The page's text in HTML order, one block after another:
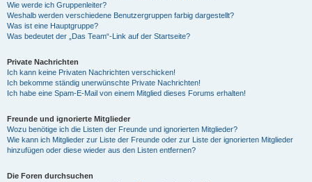
Wie werde ich Gruppenleiter?
Weshalb werden verschiedene Benutzergruppen farbig dargestellt?
Was ist eine Hauptgruppe?
Was bedeutet der „Das Team“-Link auf der Startseite?
Private Nachrichten
Ich kann keine Privaten Nachrichten verschicken!
Ich bekomme ständig unerwünschte Private Nachrichten!
Ich habe eine Spam-E-Mail von einem Mitglied dieses Forums erhalten!
Freunde und ignorierte Mitglieder
Wozu benötige ich die Listen der Freunde und ignorierten Mitglieder?
Wie kann ich Mitglieder zur Liste der Freunde oder zur Liste der ignorierten Mitglieder
hinzufügen oder diese wieder aus den Listen entfernen?
Die Foren durchsuchen